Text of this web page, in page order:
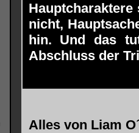
nicht,
hin. Und das
Abschluss der
Alles von Liam